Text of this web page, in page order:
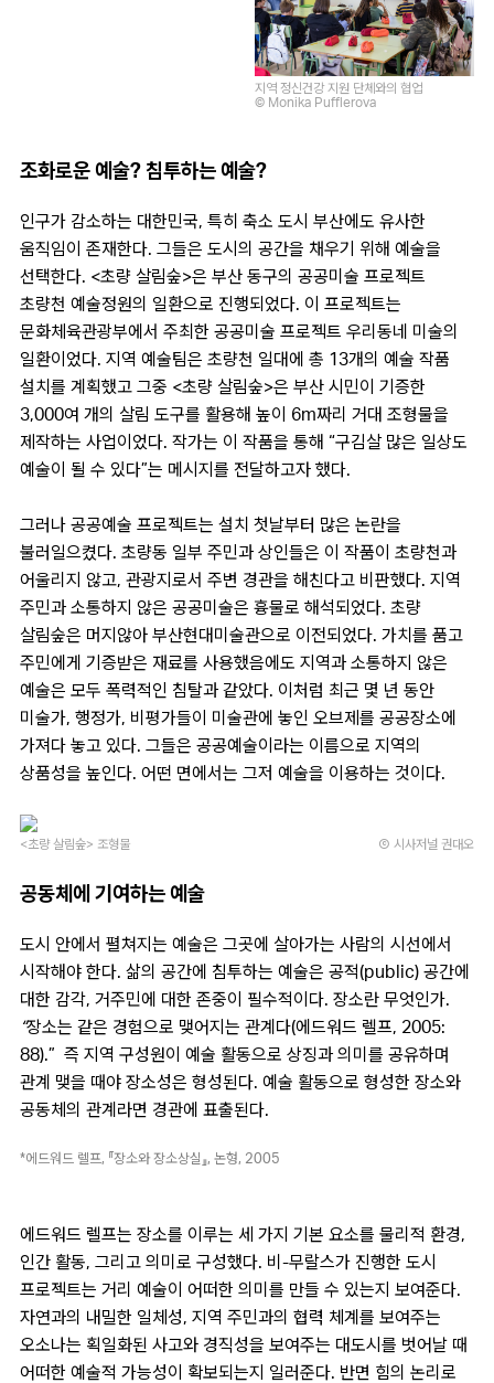
지역 정신건강 지원 단체와의 협업
© Monika Pufflerova
조화로운 예술? 침투하는 예술?
인구가 감소하는 대한민국, 특히 축소 도시 부산에도 유사한
움직임이 존재한다. 그들은 도시의 공간을 채우기 위해 예술을
선택한다. <초량 살림숲>은 부산 동구의 공공미술 프로젝트
초량천 예술정원의 일환으로 진행되었다. 이 프로젝트는
문화체육관광부에서 주최한 공공미술 프로젝트 우리동네 미술의
일환이었다. 지역 예술팀은 초량천 일대에 총 13개의 예술 작품
설치를 계획했고 그중 <초량 살림숲>은 부산 시민이 기증한
3,000여 개의 살림 도구를 활용해 높이 6m짜리 거대 조형물을
제작하는 사업이었다. 작가는 이 작품을 통해 “구김살 많은 일상도
예술이 될 수 있다”는 메시지를 전달하고자 했다.
그러나 공공예술 프로젝트는 설치 첫날부터 많은 논란을
불러일으켰다. 초량동 일부 주민과 상인들은 이 작품이 초량천과
어울리지 않고, 관광지로서 주변 경관을 해친다고 비판했다. 지역
주민과 소통하지 않은 공공미술은 흉물로 해석되었다. 초량
살림숲은 머지않아 부산현대미술관으로 이전되었다. 가치를 품고
주민에게 기증받은 재료를 사용했음에도 지역과 소통하지 않은
예술은 모두 폭력적인 침탈과 같았다. 이처럼 최근 몇 년 동안
미술가, 행정가, 비평가들이 미술관에 놓인 오브제를 공공장소에
가져다 놓고 있다. 그들은 공공예술이라는 이름으로 지역의
상품성을 높인다. 어떤 면에서는 그저 예술을 이용하는 것이다.
<초량 살림숲> 조형물 Ⓒ 시사저널 권대오
공동체에 기여하는 예술
도시 안에서 펼쳐지는 예술은 그곳에 살아가는 사람의 시선에서
시작해야 한다. 삶의 공간에 침투하는 예술은 공적(public) 공간에
대한 감각, 거주민에 대한 존중이 필수적이다. 장소란 무엇인가.
“장소는 같은 경험으로 맺어지는 관계다(에드워드 렐프, 2005:
88).” 즉 지역 구성원이 예술 활동으로 상징과 의미를 공유하며
관계 맺을 때야 장소성은 형성된다. 예술 활동으로 형성한 장소와
공동체의 관계라면 경관에 표출된다.
*에드워드 렐프, 『장소와 장소상실』, 논형, 2005
에드워드 렐프는 장소를 이루는 세 가지 기본 요소를 물리적 환경,
인간 활동, 그리고 의미로 구성했다. 비-무랄스가 진행한 도시
프로젝트는 거리 예술이 어떠한 의미를 만들 수 있는지 보여준다.
자연과의 내밀한 일체성, 지역 주민과의 협력 체계를 보여주는
오소나는 획일화된 사고와 경직성을 보여주는 대도시를 벗어날 때
어떠한 예술적 가능성이 확보되는지 일러준다. 반면 힘의 논리로